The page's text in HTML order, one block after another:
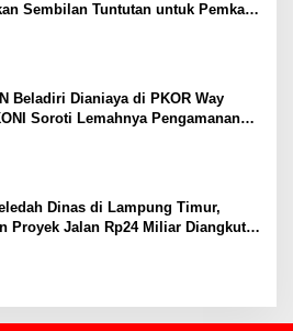
Sembilan Tuntutan untuk Pemkab
Beladiri Dianiaya di PKOR Way
Soroti Lemahnya Pengamanan
Dinas di Lampung Timur,
Proyek Jalan Rp24 Miliar Diangkut